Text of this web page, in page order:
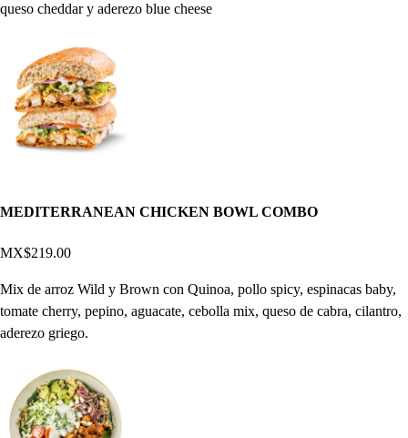
queso cheddar y aderezo blue cheese
MEDITERRANEAN CHICKEN BOWL COMBO
MX$219.00
Mix de arroz Wild y Brown con Quinoa, pollo spicy, espinacas baby,
tomate cherry, pepino, aguacate, cebolla mix, queso de cabra, cilantro,
aderezo griego.